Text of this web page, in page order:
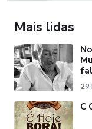
Mais lidas
29